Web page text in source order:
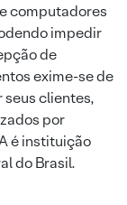
computadores
impedir
de
exime-se de
clientes,
por
é instituição
do Brasil.